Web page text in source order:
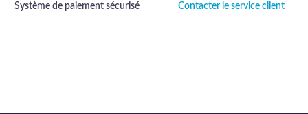
Système de paiement sécurisé Contacter le service client